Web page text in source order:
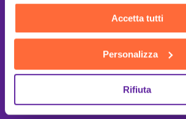
Accetta tutti
Personalizza
Rifiuta